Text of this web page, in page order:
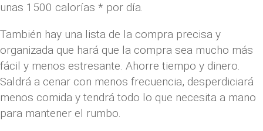
unas 1500 calorías * por día.
También hay una lista de la compra precisa y
organizada que hará que la compra sea mucho más
fácil y menos estresante. Ahorre tiempo y dinero.
Saldrá a cenar con menos frecuencia, desperdiciará
menos comida y tendrá todo lo que necesita a mano
para mantener el rumbo.